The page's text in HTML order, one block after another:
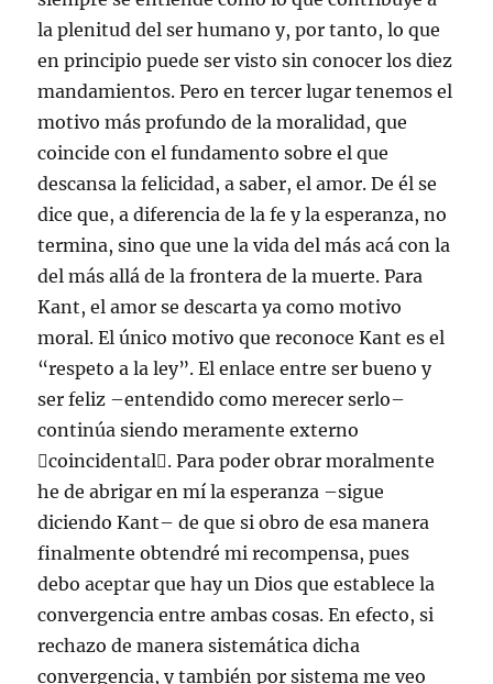
la plenitud del ser humano y, por tanto, lo que
en principio puede ser visto sin conocer los diez
mandamientos. Pero en tercer lugar tenemos el
motivo más profundo de la moralidad, que
coincide con el fundamento sobre el que
descansa la felicidad, a saber, el amor. De él se
dice que, a diferencia de la fe y la esperanza, no
termina, sino que une la vida del más acá con la
del más allá de la frontera de la muerte. Para
Kant, el amor se descarta ya como motivo
moral. El único motivo que reconoce Kant es el
“respeto a la ley”. El enlace entre ser bueno y
ser feliz –entendido como merecer serlo–
continúa siendo meramente externo
coincidental. Para poder obrar moralmente
he de abrigar en mí la esperanza –sigue
diciendo Kant– de que si obro de esa manera
finalmente obtendré mi recompensa, pues
debo aceptar que hay un Dios que establece la
convergencia entre ambas cosas. En efecto, si
rechazo de manera sistemática dicha
convergencia, y también por sistema me veo